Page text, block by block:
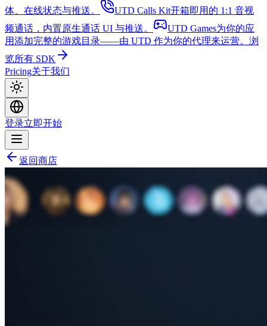
体、在线状态与推送。
UTD Calls Kit开箱即用的 1:1 音视
频通话，内置原生通话 UI 与推送。
UTD Games为你的应
用添加完整的游戏目录——由 UTD 作为你的代理来运营。 浏
览所有 SDK
Pricing关于我们
登录立即开始
返回商店